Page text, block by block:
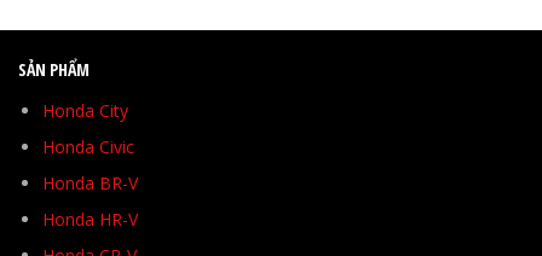
SẢN PHẨM
Honda City
Honda Civic
Honda BR-V
Honda HR-V